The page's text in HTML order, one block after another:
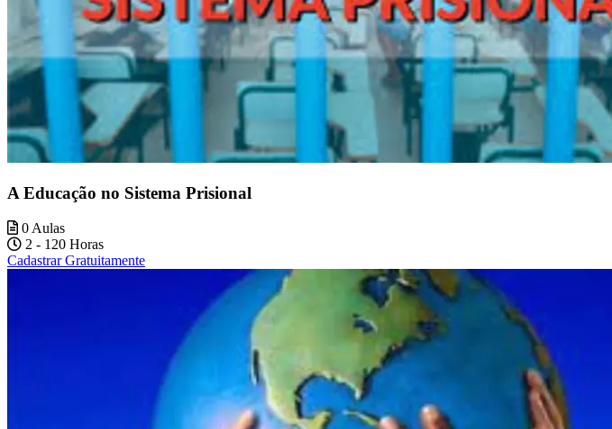
A Educação no Sistema Prisional
0 Aulas
2 - 120 Horas
Cadastrar Gratuitamente